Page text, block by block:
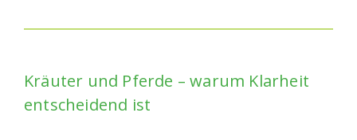
Kräuter und Pferde – warum Klarheit
entscheidend ist